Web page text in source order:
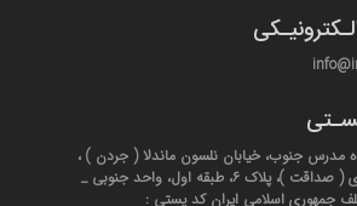
مدرس جنوب، خیابان نلسون ماندلا ( جردن ) ،
کوچه انصاری ( صداقت )، پلاک ۶، طبقه اول، واحد جنوبی _
جمهوری اسلامی ایران کد پستی :